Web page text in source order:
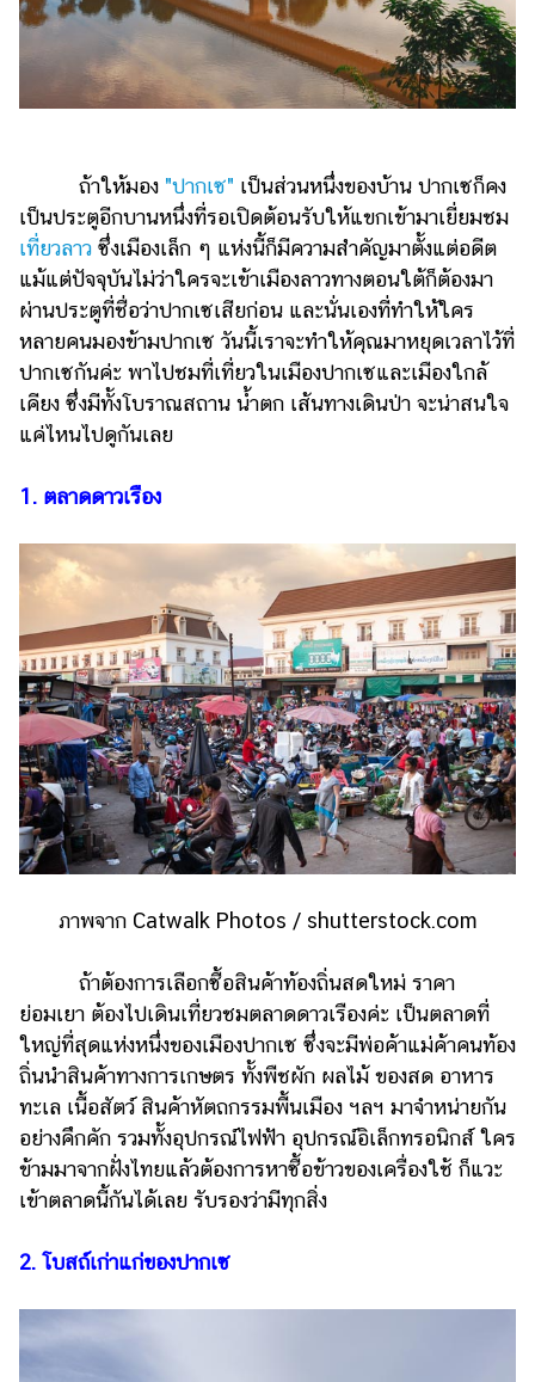
เที่ยว
อาหาร
ง่ายๆ
ช้อป
ปิ้ง
รถยนต์
บ้าน
และ
ถือ
ทอง
ราคา
น้ำมัน
วา
ไร
ตี้
แต่งงาน
แม่
สัตว์
เลี้ยง
Infographic
บริการ
แอปฯ
ออนไลน์
เรียน
ถ้าให้มอง "ปากเซ" เป็นส่วนหนึ่งของบ้าน ปากเซก็คง
เป็นประตูอีกบานหนึ่งที่รอเปิดต้อนรับให้แขกเข้ามาเยี่ยมชม
เที่ยวลาว ซึ่งเมืองเล็ก ๆ แห่งนี้ก็มีความสำคัญมาตั้งแต่อดีต
แม้แต่ปัจจุบันไม่ว่าใครจะเข้าเมืองลาวทางตอนใต้ก็ต้องมา
ผ่านประตูที่ชื่อว่าปากเซเสียก่อน และนั่นเองที่ทำให้ใคร
หลายคนมองข้ามปากเซ วันนี้เราจะทำให้คุณมาหยุดเวลาไว้ที่
ปากเซกันค่ะ พาไปชมที่เที่ยวในเมืองปากเซและเมืองใกล้
เคียง ซึ่งมีทั้งโบราณสถาน น้ำตก เส้นทางเดินป่า จะน่าสนใจ
แค่ไหนไปดูกันเลย
1. ตลาดดาวเรือง
ภาพจาก Catwalk Photos / shutterstock.com
ถ้าต้องการเลือกซื้อสินค้าท้องถิ่นสดใหม่ ราคา
ย่อมเยา ต้องไปเดินเที่ยวชมตลาดดาวเรืองค่ะ เป็นตลาดที่
ใหญ่ที่สุดแห่งหนึ่งของเมืองปากเซ ซึ่งจะมีพ่อค้าแม่ค้าคนท้อง
ถิ่นนำสินค้าทางการเกษตร ทั้งพืชผัก ผลไม้ ของสด อาหาร
ทะเล เนื้อสัตว์ สินค้าหัตถกรรมพื้นเมือง ฯลฯ มาจำหน่ายกัน
อย่างคึกคัก รวมทั้งอุปกรณ์ไฟฟ้า อุปกรณ์อิเล็กทรอนิกส์ ใคร
ข้ามมาจากฝั่งไทยแล้วต้องการหาซื้อข้าวของเครื่องใช้ ก็แวะ
เข้าตลาดนี้กันได้เลย รับรองว่ามีทุกสิ่ง
2. โบสถ์เก่าแก่ของปากเซ